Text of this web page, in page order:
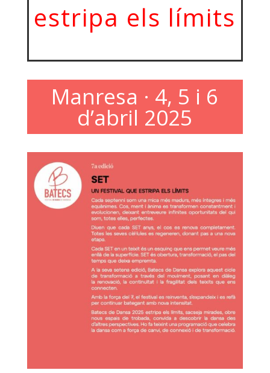
estripa els límits
Manresa · 4, 5 i 6
d’abril 2025